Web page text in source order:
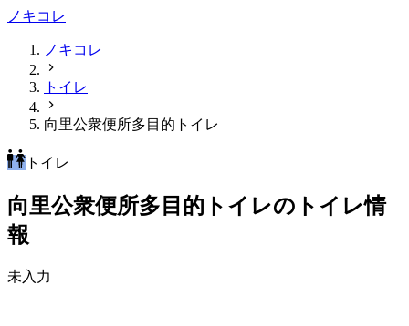
ノキコレ
ノキコレ
トイレ
向里公衆便所多目的トイレ
トイレ
向里公衆便所多目的トイレのトイレ情
報
未入力